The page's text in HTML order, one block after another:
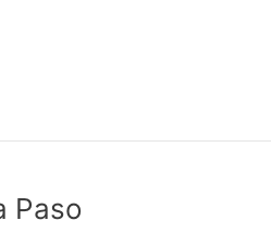
Paso